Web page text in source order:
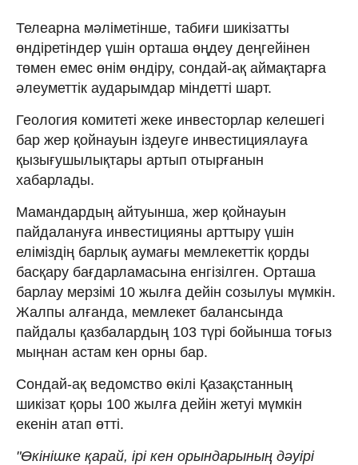
Телеарна мәліметінше, табиғи шикізатты
өндіретіндер үшін орташа өңдеу деңгейінен
төмен емес өнім өндіру, сондай-ақ аймақтарға
әлеуметтік аударымдар міндетті шарт.
Геология комитеті жеке инвесторлар келешегі
бар жер қойнауын іздеуге инвестициялауға
қызығушылықтары артып отырғанын
хабарлады.
Мамандардың айтуынша, жер қойнауын
пайдалануға инвестицияны арттыру үшін
еліміздің барлық аумағы мемлекеттік қорды
басқару бағдарламасына енгізілген. Орташа
барлау мерзімі 10 жылға дейін созылуы мүмкін.
Жалпы алғанда, мемлекет балансында
пайдалы қазбалардың 103 түрі бойынша тоғыз
мыңнан астам кен орны бар.
Сондай-ақ ведомство өкілі Қазақстанның
шикізат қоры 100 жылға дейін жетуі мүмкін
екенін атап өтті.
"Өкінішке қарай, ірі кен орындарының дәуірі